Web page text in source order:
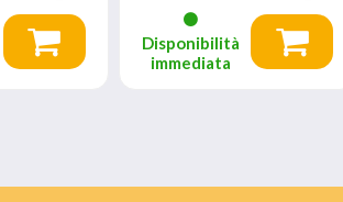
Disponibilità
immediata